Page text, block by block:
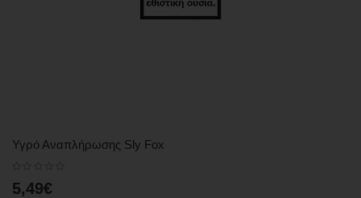
Υγρό Αναπλήρωσης Sly Fox
5,49€